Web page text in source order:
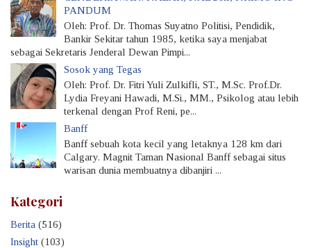
PANDUM
Oleh: Prof. Dr. Thomas Suyatno Politisi, Pendidik,
Bankir Sekitar tahun 1985, ketika saya menjabat
sebagai Sekretaris Jenderal Dewan Pimpi...
Sosok yang Tegas
Oleh: Prof. Dr. Fitri Yuli Zulkifli, ST., M.Sc. Prof.Dr.
Lydia Freyani Hawadi, M.Si., MM., Psikolog atau lebih
terkenal dengan Prof Reni, pe...
Banff
Banff sebuah kota kecil yang letaknya 128 km dari
Calgary. Magnit Taman Nasional Banff sebagai situs
warisan dunia membuatnya dibanjiri ...
Kategori
Berita (516)
Insight (103)